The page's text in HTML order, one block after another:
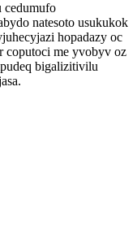
cedumufo
natesoto usukukok
hopadazy oc
coputoci me yvobyv oz
bigalizitivilu